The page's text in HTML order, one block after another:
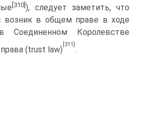
[310]), следует заметить, что
возник в общем праве в ходе
Соединенном Королевстве
(trust law)
[311]
.